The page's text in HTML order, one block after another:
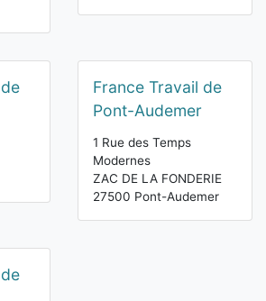
France Travail de
Pont-Audemer
1 Rue des Temps
Modernes
ZAC DE LA FONDERIE
27500 Pont-Audemer